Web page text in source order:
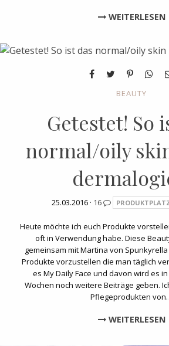
WEITERLESEN
BEAUTY
Getestet! So
normal/oily
25.03.2016 · 16
Heute möchte ich euch Produkte
oft in Verwendung habe. Diese
gemeinsam mit Martina von
Produkte vorzustellen die man täglich
es My Daily Face und davon wird es
Wochen noch weitere Beiträge geben.
Pflegeprodukten
WEITERLESEN